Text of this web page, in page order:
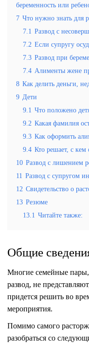
беременность или
7 Что нужно знать для
7.1 Развод с
7.2 Если супругу
7.3 Развод при
7.4 Алименты жене
8 Как делить деньги,
9 Дети
9.1 Что положено
9.2 Какая фамилия
9.3 Как оформить
9.4 Кто решает, с кем
10 Развод с лишением
11 Развод с супругом
12 Свидетельство о
13 Резюме
13.1 Читайте также:
Общие
Многие семейные пары,
развод, не
придется решить во
мероприятия.
Помимо самого
разобраться со